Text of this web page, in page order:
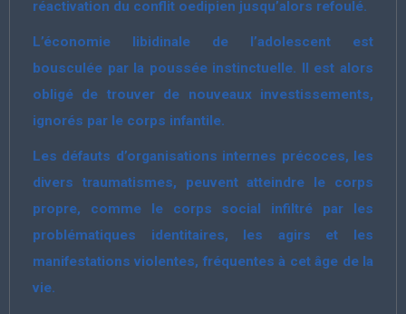
réactivation du conflit oedipien jusqu’alors refoulé.
L’économie libidinale de l’adolescent est
bousculée par la poussée instinctuelle. Il est alors
obligé de trouver de nouveaux investissements,
ignorés par le corps infantile.
Les défauts d’organisations internes précoces, les
divers traumatismes, peuvent atteindre le corps
propre, comme le corps social infiltré par les
problématiques identitaires, les agirs et les
manifestations violentes, fréquentes à cet âge de la
vie.